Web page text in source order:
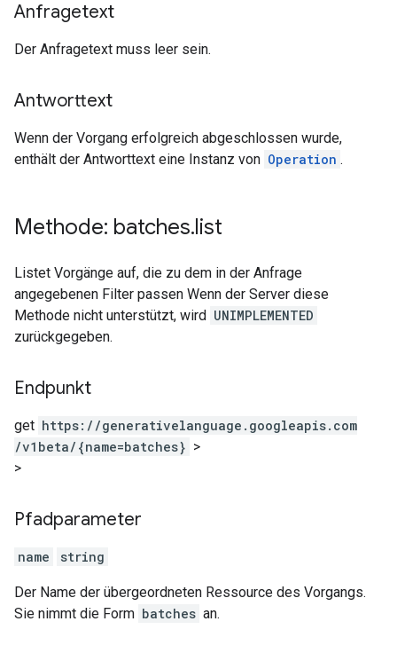
Anfragetext
Der Anfragetext muss leer sein.
Antworttext
Wenn der Vorgang erfolgreich abgeschlossen wurde,
enthält der Antworttext eine Instanz von Operation .
Methode: batches.list
Listet Vorgänge auf, die zu dem in der Anfrage
angegebenen Filter passen Wenn der Server diese
Methode nicht unterstützt, wird UNIMPLEMENTED
zurückgegeben.
Endpunkt
get https: / /generativelanguage.googleapis.com
/v1beta/{name=batches} >
>
Pfadparameter
name string
Der Name der übergeordneten Ressource des Vorgangs.
Sie nimmt die Form batches an.